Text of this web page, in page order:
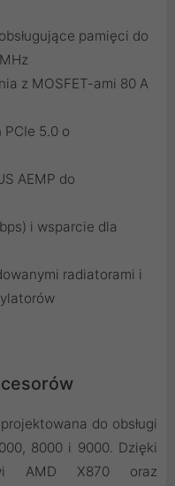
pamięci do
z MOSFET-ami 80 A
5.0 o
AEMP do
i wsparcie dla
radiatorami i
do obsługi
8000 i 9000. Dzięki
AMD X870 oraz